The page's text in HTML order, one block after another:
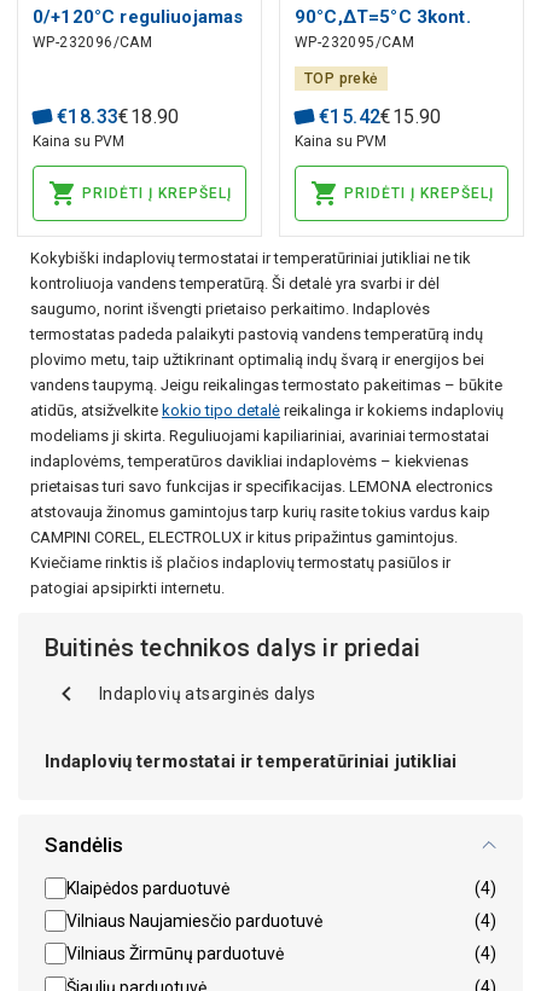
0/+120°C reguliuojamas
rankenėle, Campini
WP-232096/CAM
€18.33€18.90
Kaina su PVM
PRIDĖTI Į KREPŠELĮ
90°C,ΔT=5°C 3kont.
1000mm kapiliaras
WP-232095/CAM
TOP prekė
€15.42€15.90
Kaina su PVM
PRIDĖTI Į KREPŠELĮ
Kokybiški indaplovių termostatai ir temperatūriniai jutikliai ne tik
kontroliuoja vandens temperatūrą. Ši detalė yra svarbi ir dėl
saugumo, norint išvengti prietaiso perkaitimo. Indaplovės
termostatas padeda palaikyti pastovią vandens temperatūrą indų
plovimo metu, taip užtikrinant optimalią indų švarą ir energijos bei
vandens taupymą. Jeigu reikalingas termostato pakeitimas – būkite
atidūs, atsižvelkite kokio tipo detalė reikalinga ir kokiems indaplovių
modeliams ji skirta. Reguliuojami kapiliariniai, avariniai termostatai
indaplovėms, temperatūros davikliai indaplovėms – kiekvienas
prietaisas turi savo funkcijas ir specifikacijas. LEMONA electronics
atstovauja žinomus gamintojus tarp kurių rasite tokius vardus kaip
CAMPINI COREL, ELECTROLUX ir kitus pripažintus gamintojus.
Kviečiame rinktis iš plačios indaplovių termostatų pasiūlos ir
patogiai apsipirkti internetu.
Buitinės technikos dalys ir priedai
Indaplovių atsarginės dalys
Indaplovių termostatai ir temperatūriniai jutikliai
Sandėlis
Klaipėdos parduotuvė
(4)
Vilniaus Naujamiesčio parduotuvė
(4)
Vilniaus Žirmūnų parduotuvė
(4)
Šiaulių parduotuvė
(4)